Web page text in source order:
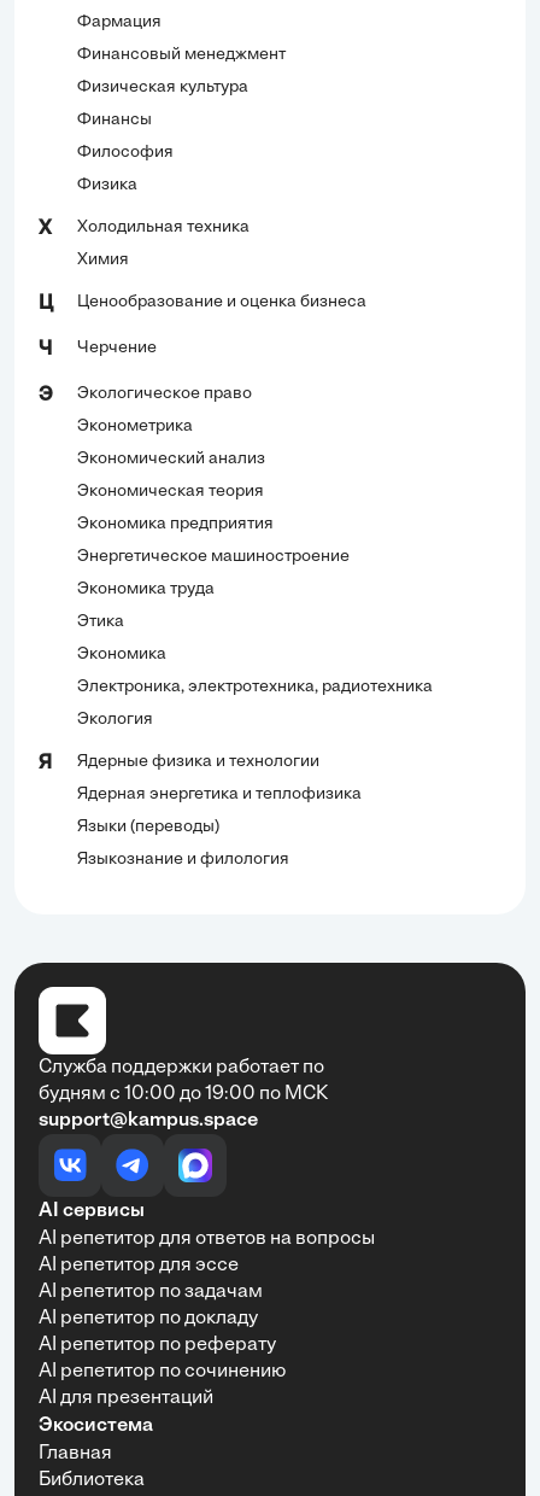
Фармация
Финансовый менеджмент
Физическая культура
Финансы
Философия
Физика
Х
Холодильная техника
Химия
Ц Ценообразование и оценка бизнеса
Ч Черчение
Э
Экологическое право
Эконометрика
Экономический анализ
Экономическая теория
Экономика предприятия
Энергетическое машиностроение
Экономика труда
Этика
Экономика
Электроника, электротехника, радиотехника
Экология
Я
Ядерные физика и технологии
Ядерная энергетика и теплофизика
Языки (переводы)
Языкознание и филология
Служба поддержки работает по
будням с 10:00 до 19:00 по МСК
support@kampus.space
AI сервисы
AI репетитор для ответов на вопросы
AI репетитор для эссе
AI репетитор по задачам
AI репетитор по докладу
AI репетитор по реферату
AI репетитор по сочинению
AI для презентаций
Экосистема
Главная
Библиотека